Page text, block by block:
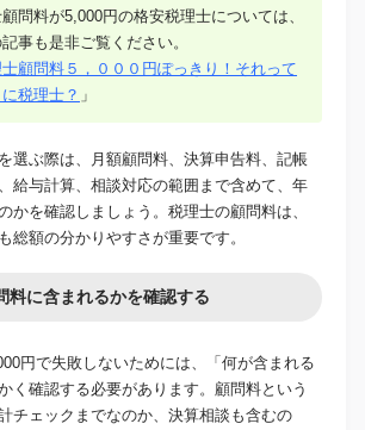
問料が5,000円の格安税理士については、
事も是非ご覧ください。
顧問料５，０００円ぽっきり！それって
税理士？ 」
選ぶ際は、月額顧問料、決算申告料、記帳
給与計算、相談対応の範囲まで含めて、年
かを確認しましょう。税理士の顧問料は、
総額の分かりやすさが重要です。
料に含まれるかを確認する
円で失敗しないためには、「何が含まれる
く確認する必要があります。顧問料という
チェックまでなのか、決算相談も含むの